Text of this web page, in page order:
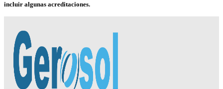
incluir algunas acreditaciones.